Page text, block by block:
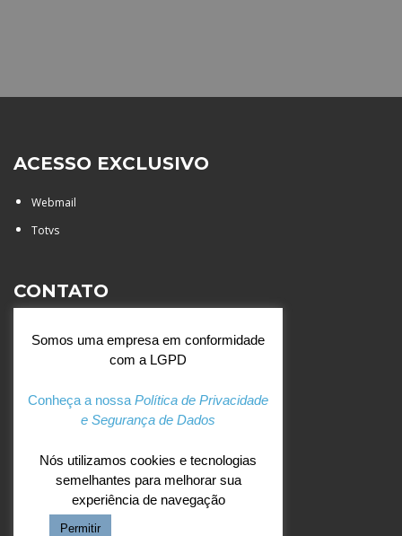
ACESSO EXCLUSIVO
Webmail
Totvs
CONTATO
Santa Catarina - São José do
Rio Preto (SP)
+55 (17) 3354 7000
agostiniano@csj.g12.br
REDES SOCIAIS
Facebook
Somos uma empresa em conformidade
com a LGPD
Conheça a nossa Política de Privacidade
e Segurança de Dados
Nós utilizamos cookies e tecnologias
semelhantes para melhorar sua
experiência de navegação
Permitir